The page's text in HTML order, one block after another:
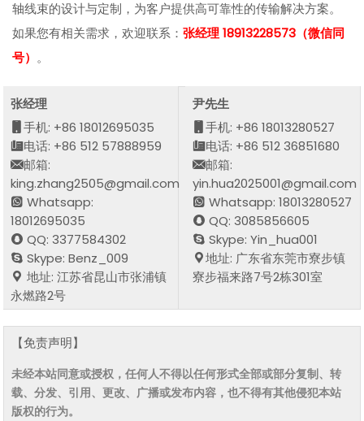
轴线束的设计与定制，为客户提供高可靠性的传输解决方案。
如果您有相关需求，欢迎联系：张经理 18913228573（微信同
号） 。
张经理
手机: +86 18012695035
电话: +86 512 57888959
邮箱:
king.zhang2505@gmail.com
Whatsapp:
18012695035
QQ: 3377584302
Skype: Benz_009
地址: 江苏省昆山市张浦镇
永燃路2号
尹先生
手机: +86 18013280527
电话: +86 512 36851680
邮箱:
yin.hua2025001@gmail.com
Whatsapp: 18013280527
QQ: 3085856605
Skype: Yin_hua001
地址: 广东省东莞市寮步镇
寮步福来路7号2栋301室
【免责声明】
未经本站同意或授权，任何人不得以任何形式全部或部分复制、转
载、分发、引用、更改、广播或发布内容，也不得有其他侵犯本站
版权的行为。